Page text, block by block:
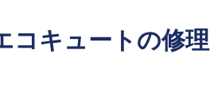
コキュートの修理